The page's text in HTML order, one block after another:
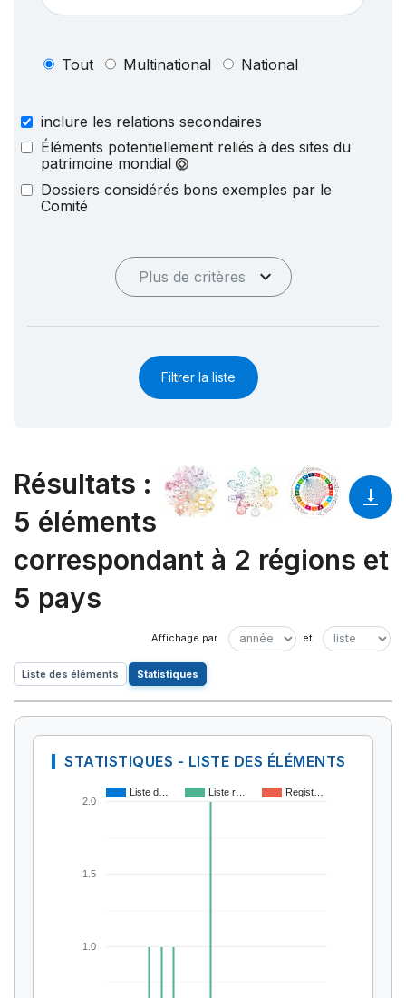
Tout Multinational National
inclure les relations secondaires
Éléments potentiellement reliés à des sites du
patrimoine mondial
Dossiers considérés bons exemples par le
Comité
Plus de critères
Filtrer la liste
Résultats :
5 éléments
correspondant à 2 régions et
5 pays
Liste des éléments Statistiques
STATISTIQUES - LISTE DES ÉLÉMENTS
Liste d… Liste r… Regist…
1.0
1.5
2.0